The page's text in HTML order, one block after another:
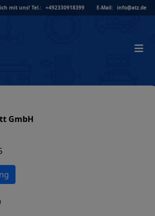
mit uns! Tel.: +492330918399 E-Mail: info@atz.de
GmbH